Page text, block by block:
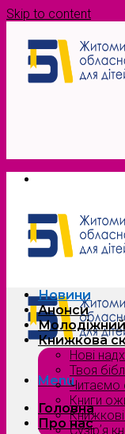
Skip to content
Menu
Головна
Про нас
Новини
Анонси
Молодіжний
Книжкова
Нові
Твоя
Читаємо
Книги
Книжкові
Сузірʼя